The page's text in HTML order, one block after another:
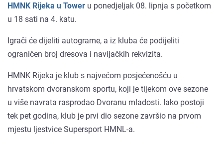
HMNK Rijeka u Tower u ponedjeljak 08. lipnja s početkom
u 18 sati na 4. katu.
Igrači će dijeliti autograme, a iz kluba će podijeliti
ograničen broj dresova i navijačkih rekvizita.
HMNK Rijeka je klub s najvećom posjećenošću u
hrvatskom dvoranskom sportu, koji je tijekom ove sezone
u više navrata rasprodao Dvoranu mladosti. Iako postoji
tek pet godina, klub je prvi dio sezone završio na prvom
mjestu ljestvice Supersport HMNL-a.